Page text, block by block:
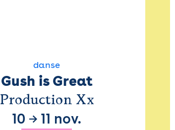
danse
Gush is Great
Production Xx
10 → 11 nov.